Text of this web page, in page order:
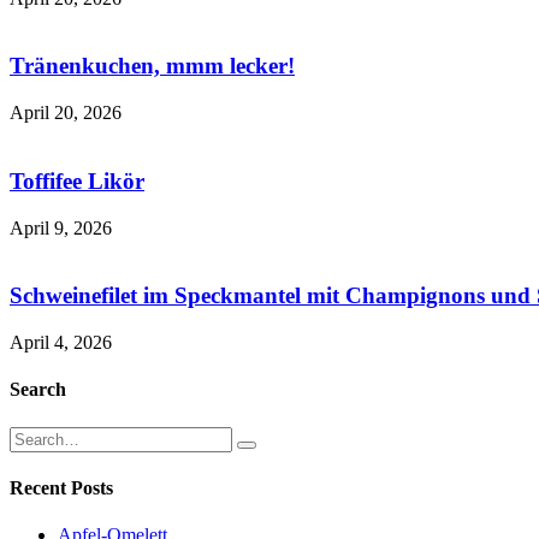
Tränenkuchen, mmm lecker!
April 20, 2026
Toffifee Likör
April 9, 2026
Schweinefilet im Speckmantel mit Champignons und
April 4, 2026
Search
Recent Posts